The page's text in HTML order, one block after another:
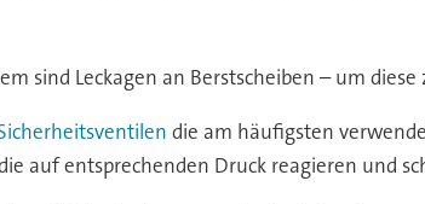
sind Leckagen an Berstscheiben – um
die am häufigsten
auf entsprechenden Druck reagieren und